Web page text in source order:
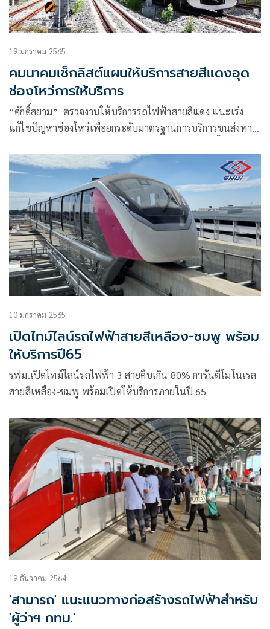
19 มกราคม 2565
คมนาคมเช็กลิสต์แผนให้บริการสายสีแดงอุด
ช่องโหว่การให้บริการ
“ศักดิ์สยาม” ตรวจงานให้บริการรถไฟฟ้าสายสีแดง แนะเร่ง
แก้ไขปัญหาช่องโหว่เพื่อยกระดับมาตรฐานการบริการขนส่งทาง
10 มกราคม 2565
เปิดไทม์ไลน์รถไฟฟ้าสายสีเหลือง-ชมพู พร้อม
ให้บริการปี65
รฟม.เปิดไทม์ไลน์รถไฟฟ้า 3 สายคืบเกิน 80% การันตีโมโนเรล
สายสีเหลือง-ชมพู พร้อมเปิดให้บริการภายในปี 65
19 ธันวาคม 2564
'สามารถ' แนะแนวทางก่อสร้างรถไฟฟ้าสำหรับ
'ผู้ว่าฯ กทม.'